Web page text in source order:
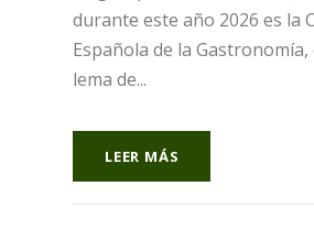
durante este año 2026 es la
Española de la Gastronomía,
lema de...
LEER MÁS